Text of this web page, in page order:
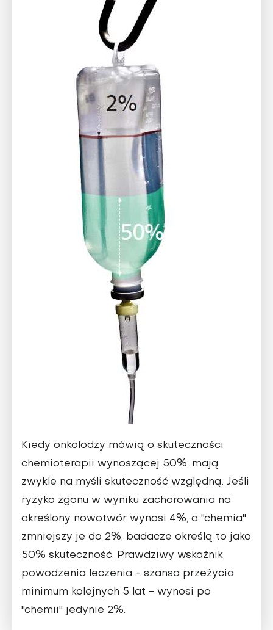
Kiedy onkolodzy mówią o skuteczności
chemioterapii wynoszącej 50%, mają
zwykle na myśli skuteczność względną. Jeśli
ryzyko zgonu w wyniku zachorowania na
określony nowotwór wynosi 4%, a "chemia"
zmniejszy je do 2%, badacze określą to jako
50% skuteczność. Prawdziwy wskaźnik
powodzenia leczenia - szansa przeżycia
minimum kolejnych 5 lat - wynosi po
"chemii" jedynie 2%.